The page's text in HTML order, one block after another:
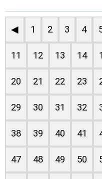
◀ 1 2 3 4
11 12 13 14
20 21 22 23
29 30 31 32
38 39 40 41
47 48 49 50